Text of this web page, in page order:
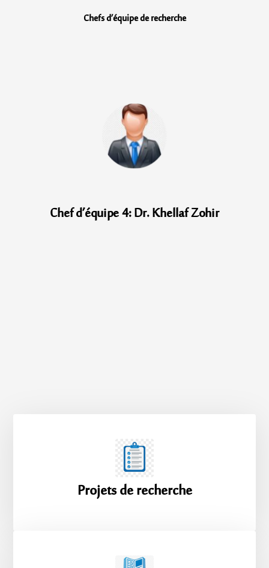
Chefs d’équipede recherche
Chef d’équipe 4: Dr. Khellaf Zohir
Projets de recherche